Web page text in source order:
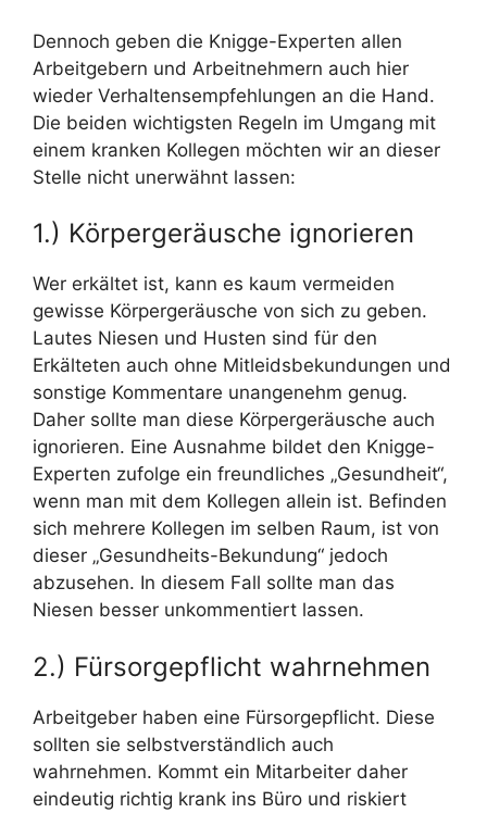
Dennoch geben die Knigge-Experten allen
Arbeitgebern und Arbeitnehmern auch hier
wieder Verhaltensempfehlungen an die Hand.
Die beiden wichtigsten Regeln im Umgang mit
einem kranken Kollegen möchten wir an dieser
Stelle nicht unerwähnt lassen:
1.) Körpergeräusche ignorieren
Wer erkältet ist, kann es kaum vermeiden
gewisse Körpergeräusche von sich zu geben.
Lautes Niesen und Husten sind für den
Erkälteten auch ohne Mitleidsbekundungen und
sonstige Kommentare unangenehm genug.
Daher sollte man diese Körpergeräusche auch
ignorieren. Eine Ausnahme bildet den Knigge-
Experten zufolge ein freundliches „Gesundheit“,
wenn man mit dem Kollegen allein ist. Befinden
sich mehrere Kollegen im selben Raum, ist von
dieser „Gesundheits-Bekundung“ jedoch
abzusehen. In diesem Fall sollte man das
Niesen besser unkommentiert lassen.
2.) Fürsorgepflicht wahrnehmen
Arbeitgeber haben eine Fürsorgepflicht. Diese
sollten sie selbstverständlich auch
wahrnehmen. Kommt ein Mitarbeiter daher
eindeutig richtig krank ins Büro und riskiert